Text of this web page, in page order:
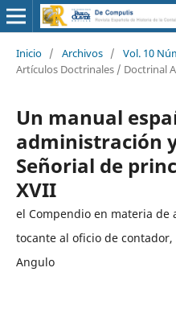
Inicio / Archivos / Vol. 10
Artículos Doctrinales / Doctrinal
Un manual
administración
Señorial de
XVII
el Compendio en materia de
tocante al oficio de
Angulo